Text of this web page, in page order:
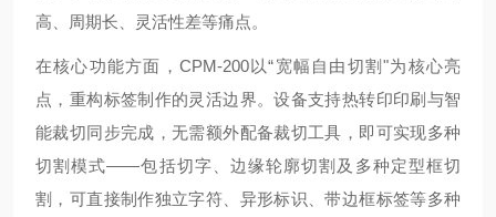
高、周期长、灵活性差等痛点。
在核心功能方面，CPM-200以“宽幅自由切割"为核心亮
点，重构标签制作的灵活边界。设备支持热转印印刷与智
能裁切同步完成，无需额外配备裁切工具，即可实现多种
切割模式——包括切字、边缘轮廓切割及多种定型框切
割，可直接制作独立字符、异形标识、带边框标签等多种